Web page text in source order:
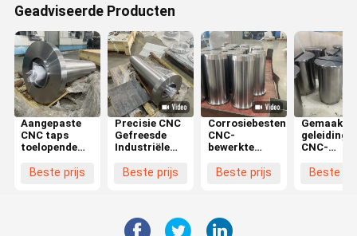
Geadviseerde Producten
Aangepaste
CNC taps
toelopende
hoge
Beste prijs
Precisie CNC
Gefreesde
Industriële
Marine
Snelheid
Materiaalverwijdering
Beste prijs
Corrosiebestendige
CNC-
bewerkte
onderdelen
nauwkeurigheid
voor de olie-,
Beste prijs
Gemaakte
CNC-
Beste